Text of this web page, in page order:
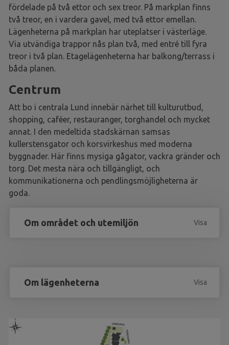
fördelade på två ettor och sex treor. På markplan finns
två treor, en i vardera gavel, med två ettor emellan.
Lägenheterna på markplan har uteplatser i västerläge.
Via utvändiga trappor nås plan två, med entré till fyra
treor i två plan. Etagelägenheterna har balkong/terrass i
båda planen.
Centrum
Att bo i centrala Lund innebär närhet till kulturutbud,
shopping, caféer, restauranger, torghandel och mycket
annat. I den medeltida stadskärnan samsas
kullerstensgator och korsvirkeshus med moderna
byggnader. Här finns mysiga gågator, vackra gränder och
torg. Det mesta nära och tillgängligt, och
kommunikationerna och pendlingsmöjligheterna är
goda.
Om området och utemiljön Visa
Om lägenheterna Visa